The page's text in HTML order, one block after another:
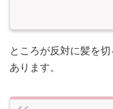
ところが反対に髪を
あります。